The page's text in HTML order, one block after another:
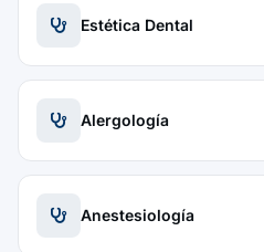
Estética Dental
Alergología
Anestesiología